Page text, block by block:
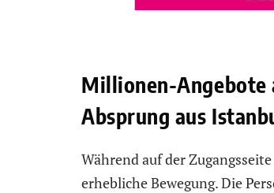
Millionen-Angebote
Absprung aus
Während auf der
erhebliche Bewegung. Die